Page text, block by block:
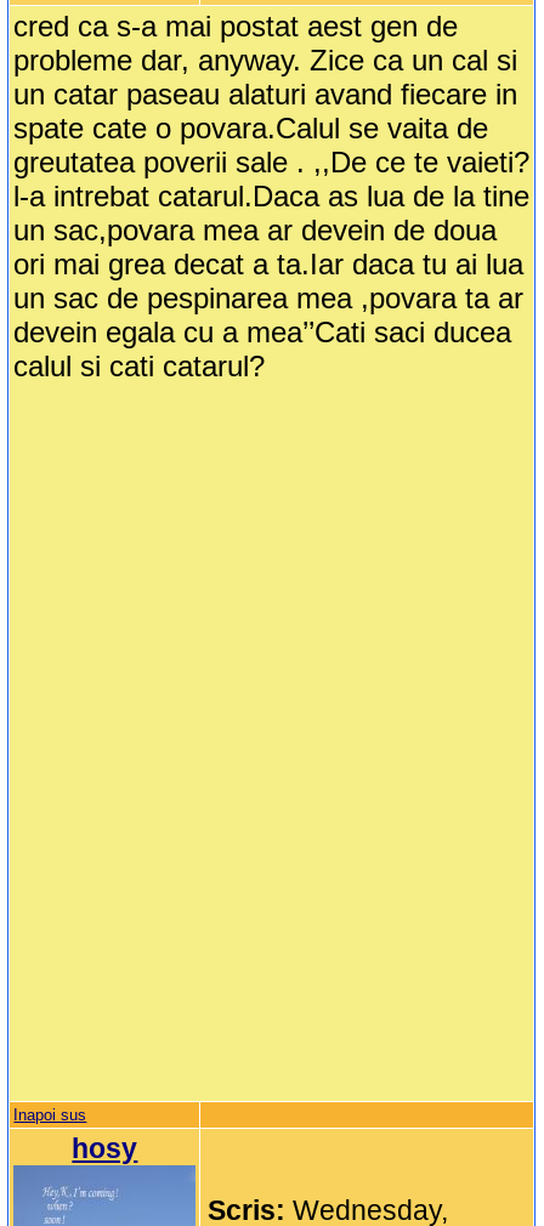
cred ca s-a mai postat aest gen de
probleme dar, anyway. Zice ca un cal si
un catar paseau alaturi avand fiecare in
spate cate o povara.Calul se vaita de
greutatea poverii sale . ,,De ce te vaieti?
l-a intrebat catarul.Daca as lua de la tine
un sac,povara mea ar devein de doua
ori mai grea decat a ta.Iar daca tu ai lua
un sac de pespinarea mea ,povara ta ar
devein egala cu a mea’’Cati saci ducea
calul si cati catarul?
Inapoi sus
hosy
Scris:Wednesday,